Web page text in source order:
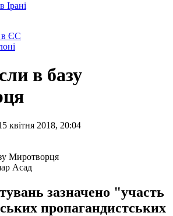
Ірані
в ЄС
в базу
квітня 2018, 20:04
Асад
зазначено "участь
пропагандистських